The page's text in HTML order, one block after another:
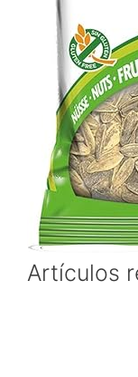
Artículos